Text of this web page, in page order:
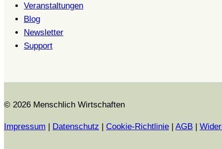
Veranstaltungen
Blog
Newsletter
Support
© 2026 Menschlich Wirtschaften
Impressum | Datenschutz | Cookie-Richtlinie | AGB |